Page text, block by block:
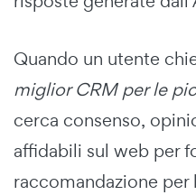
Quando un utente
miglior CRM per le
cerca consenso,
affidabili sul web per
raccomandazione per